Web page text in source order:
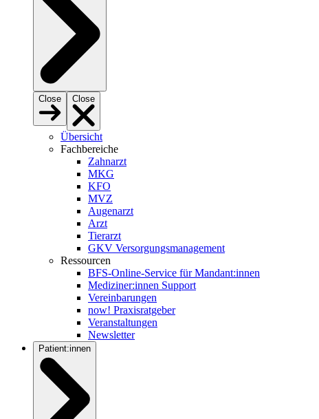
Close Close
Übersicht
Fachbereiche
Zahnarzt
MKG
KFO
MVZ
Augenarzt
Arzt
Tierarzt
GKV Versorgungsmanagement
Ressourcen
BFS-Online-Service für Mandant:innen
Mediziner:innen Support
Vereinbarungen
now! Praxisratgeber
Veranstaltungen
Newsletter
Patient:innen